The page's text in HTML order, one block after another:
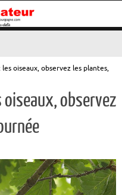
oiseaux, observez les plantes,
observez